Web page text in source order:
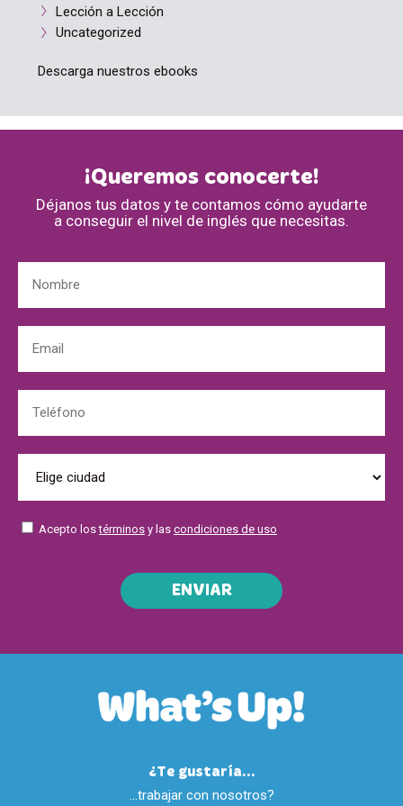
Lección a Lección
Uncategorized
Descarga nuestros ebooks
¡Queremos conocerte!
Déjanos tus datos y te contamos cómo ayudarte
a conseguir el nivel de inglés que necesitas.
Acepto lostérminos y las condiciones de uso
ENVIAR
¿Te gustaría...
…trabajar con nosotros?